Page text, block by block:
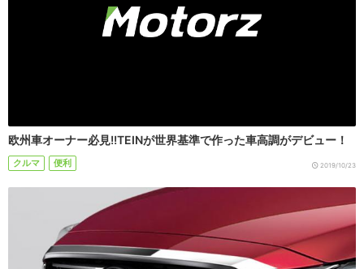
欧州車オーナー必見!!TEINが世界基準で作った車高調がデビュー！
クルマ 便利 2019/10/23